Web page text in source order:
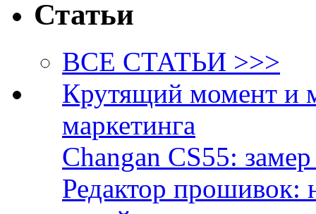
Статьи
ВСЕ СТАТЬИ >>>
Крутящий момент и
маркетинга
Changan CS55:
Редактор прошивок: